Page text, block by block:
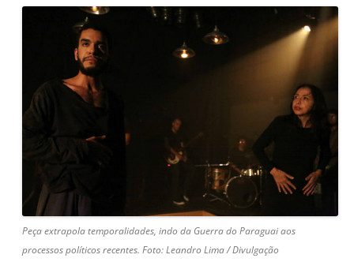
Peça extrapola temporalidades, indo da Guerra do Paraguai aos
processos políticos recentes. Foto: Leandro Lima / Divulgação